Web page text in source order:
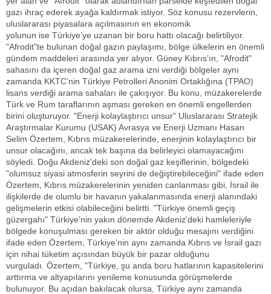
gazı ihraç ederek ayağa kaldırmak istiyor. Söz konusu rezervlerin,
uluslararası piyasalara açılmasının en ekonomik
yolunun ise Türkiye’ye uzanan bir boru hattı olacağı belirtiliyor.
"Afrodit"te bulunan doğal gazın paylaşımı, bölge ülkelerin en önemli
gündem maddeleri arasında yer alıyor. Güney Kıbrıs’ın, "Afrodit"
sahasını da içeren doğal gaz arama izni verdiği bölgeler aynı
zamanda KKTC’nin Türkiye Petrolleri Anonim Ortaklığına (TPAO)
lisans verdiği arama sahaları ile çakışıyor. Bu konu, müzakerelerde
Türk ve Rum taraflarının aşması gereken en önemli engellerden
birini oluşturuyor. "Enerji kolaylaştırıcı unsur" Uluslararası Stratejik
Araştırmalar Kurumu (USAK) Avrasya ve Enerji Uzmanı Hasan
Selim Özertem, Kıbrıs müzakerelerinde, enerjinin kolaylaştırıcı bir
unsur olacağını, ancak tek başına da belirleyici olamayacağını
söyledi. Doğu Akdeniz'deki son doğal gaz keşiflerinin, bölgedeki
"olumsuz siyasi atmosferin seyrini de değiştirebileceğini" ifade eden
Özertem, Kıbrıs müzakerelerinin yeniden canlanması gibi, İsrail ile
ilişkilerde de olumlu bir havanın yakalanmasında enerji alanındaki
gelişmelerin etkisi olabileceğini belirtti. "Türkiye önemli geçiş
güzergahı" Türkiye’nin yakın dönemde Akdeniz'deki hamleleriyle
bölgede konuşulması gereken bir aktör olduğu mesajını verdiğini
ifade eden Özertem, Türkiye’nin aynı zamanda Kıbrıs ve İsrail gazı
için nihai tüketim açısından büyük bir pazar olduğunu
vurguladı. Özertem, "Türkiye, şu anda boru hatlarının kapasitelerini
arttırma ve altyapılarını yenileme konusunda görüşmelerde
bulunuyor. Bu açıdan bakılacak olursa, Türkiye aynı zamanda